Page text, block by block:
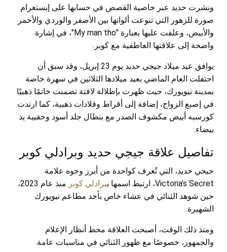
ونشرت حديد عبر خاصية القصص في حسابها على إنستغرام
صورة للزهور التي تنوعت ألوانها بين الأصفر والوردي والأحمر
والأبيض، وعلقت عليها بعبارة "My man tho"، في إشارة
واضحة إلى علاقتها العاطفية مع كوبر.
يوافق عيد ميلاد جيجي حديد يوم 23 إبريل، وقد سبق أن
احتفلت العام الماضي بعيد ميلادها الثلاثين في سهرة خاصة
بمدينة نيويورك، حيث ظهرت بإطلالة لافتة تضمنت خاتمًا ذهبيًا
في إصبع الزواج، إضافة إلى أقراط وقلادات ذهبية، كما ارتدت
كورسيه أبيض مكشوف الصدر مع بنطال جلد أسود وحقيبة يد
بيضاء.
تفاصيل علاقة جيجي حديد وبرادلي كوبر
جيجي حديد، التي تُعرف كواحدة من أبرز وجوه علامة
Victoria’s Secret، ارتبط اسمها ب
برادلي كوبر
منذ عام 2023،
حين شوهد الثنائي في عشاء خاص بأحد مطاعم نيويورك
الشهيرة.
ومنذ ذلك الوقت، أصبحت العلاقة محط أنظار الإعلام
والجمهور، خصوصًا مع ظهور الثنائي في مناسبات عامة.